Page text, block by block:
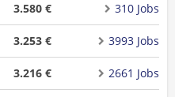
3.580 € 310 Jobs
3.253 € 3993 Jobs
3.216 € 2661 Jobs